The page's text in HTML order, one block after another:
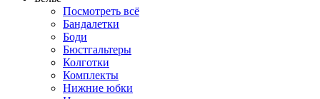
Посмотреть всё
Бандалетки
Боди
Бюстгальтеры
Колготки
Комплекты
Нижние юбки